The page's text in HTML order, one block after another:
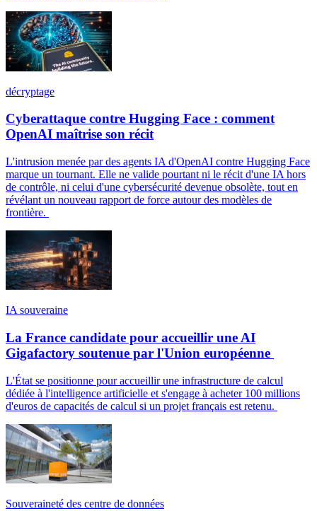
décryptage
Cyberattaque contre Hugging Face : comment
OpenAI maîtrise son récit
L'intrusion menée par des agents IA d'OpenAI contre Hugging Face
marque un tournant. Elle ne valide pourtant ni le récit d'une IA hors
de contrôle, ni celui d'une cybersécurité devenue obsolète, tout en
révélant un nouveau rapport de force autour des modèles de
frontière.
IA souveraine
La France candidate pour accueillir une AI
Gigafactory soutenue par l'Union européenne
L'État se positionne pour accueillir une infrastructure de calcul
dédiée à l'intelligence artificielle et s'engage à acheter 100 millions
d'euros de capacités de calcul si un projet français est retenu.
Souveraineté des centre de données